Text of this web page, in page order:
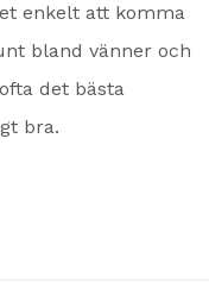
enkelt att komma
bland vänner och
det bästa
bra.